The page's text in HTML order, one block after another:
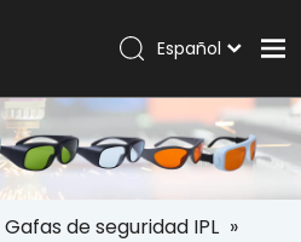
Español
Português
Pусский
English
Gafas de seguridad IPL »